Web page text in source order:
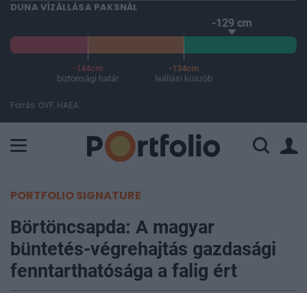
DUNA VÍZÁLLÁSA PAKSNÁL
-129 cm
-144cm
biztonsági határ
-134cm
leállási küszöb
Forrás: OVF, HAEA
PORTFOLIO SIGNATURE
Börtöncsapda: A magyar
büntetés-végrehajtás gazdasági
fenntarthatósága a falig ért